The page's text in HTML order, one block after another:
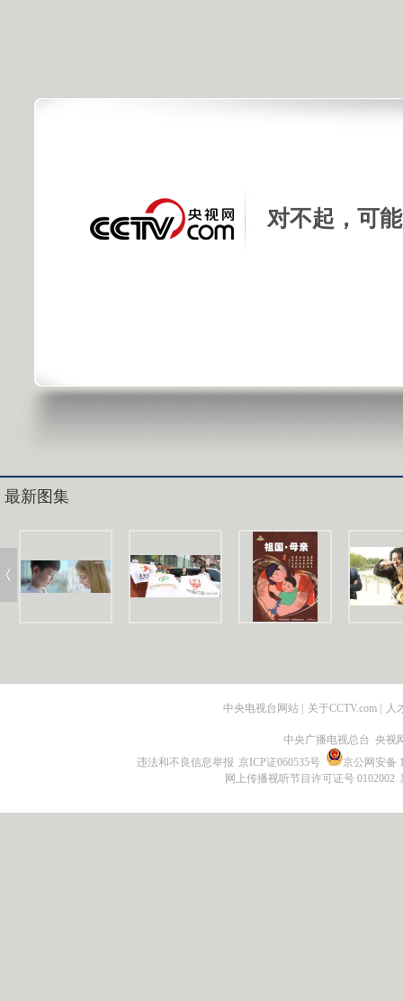
对不起，可
最新图集
中央电视台网站 | 关于CCTV.com | 人
中央广播电视总台 央视
违法和不良信息举报 京ICP证060535号
京公网安备
网上传播视听节目许可证号 0102002